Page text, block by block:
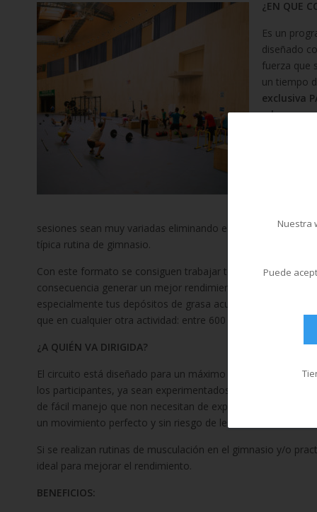
¿EN QUE
Es un
diseñado
fuerza que
un tiempo
exclusiva
abono
sesiones sean muy variadas eliminando el factor de rutina
típica rutina de gimnasio.
Con este formato se consiguen trabajar todos los
consecuencia generar un mejor rendimiento físico, mayor
especialmente tus depósitos de grasa acumulada y lograr
que en cualquier otra actividad: entre 600 y 700 calorías.
¿A QUIÉN VA DIRIGIDA?
El circuito está diseñado para un máximo de 16 personas y
los participantes, ya sean experimentados o se inicien en la
de fácil manejo que non necesitan de experiencia para
un movimiento perfecto y sin riesgo de lesiones.
Si se realizan rutinas de musculación en el gimnasio y/o
ideal para mejorar el rendimiento.
BENEFICIOS:
Nuestra
Puede